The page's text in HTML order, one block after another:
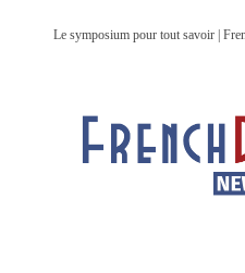
Le symposium pour tout savoir |